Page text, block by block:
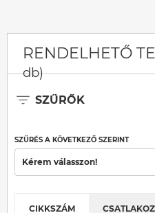
RENDELHETŐ
db)
SZŰRŐK
SZŰRÉS A KÖVETKEZŐ SZERINT
Kérem válasszon!
CIKKSZÁM